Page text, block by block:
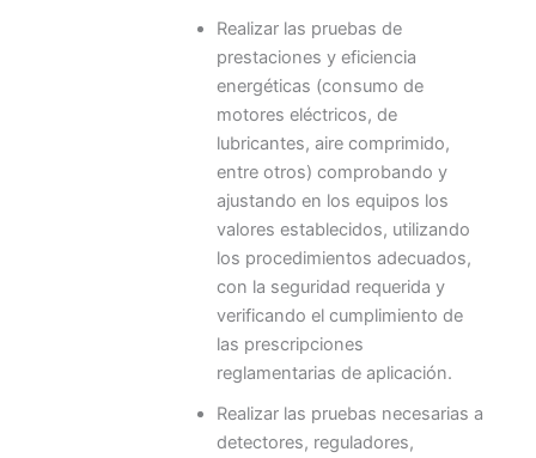
Realizar las pruebas de
prestaciones y eficiencia
energéticas (consumo de
motores eléctricos, de
lubricantes, aire comprimido,
entre otros) comprobando y
ajustando en los equipos los
valores establecidos, utilizando
los procedimientos adecuados,
con la seguridad requerida y
verificando el cumplimiento de
las prescripciones
reglamentarias de aplicación.
Realizar las pruebas necesarias a
detectores, reguladores,